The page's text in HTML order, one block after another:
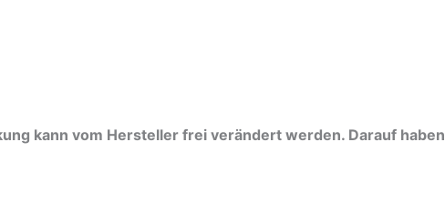
kann vom Hersteller frei verändert werden. Darauf